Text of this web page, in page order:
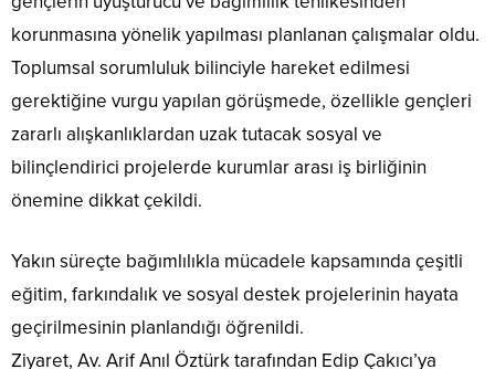
korunmasına yönelik yapılması planlanan çalışmalar oldu.
Toplumsal sorumluluk bilinciyle hareket edilmesi
gerektiğine vurgu yapılan görüşmede, özellikle gençleri
zararlı alışkanlıklardan uzak tutacak sosyal ve
bilinçlendirici projelerde kurumlar arası iş birliğinin
önemine dikkat çekildi.
Yakın süreçte bağımlılıkla mücadele kapsamında çeşitli
eğitim, farkındalık ve sosyal destek projelerinin hayata
geçirilmesinin planlandığı öğrenildi.
Ziyaret, Av. Arif Anıl Öztürk tarafından Edip Çakıcı’ya